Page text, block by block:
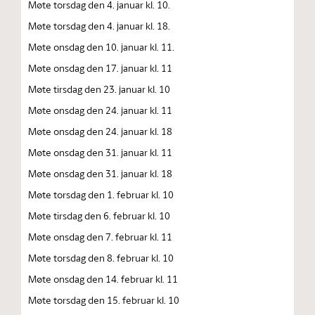
Møte torsdag den 4. januar kl. 10.
Møte torsdag den 4. januar kl. 18.
Møte onsdag den 10. januar kl. 11.
Møte onsdag den 17. januar kl. 11
Møte tirsdag den 23. januar kl. 10
Møte onsdag den 24. januar kl. 11
Møte onsdag den 24. januar kl. 18
Møte onsdag den 31. januar kl. 11
Møte onsdag den 31. januar kl. 18
Møte torsdag den 1. februar kl. 10
Møte tirsdag den 6. februar kl. 10
Møte onsdag den 7. februar kl. 11
Møte torsdag den 8. februar kl. 10
Møte onsdag den 14. februar kl. 11
Møte torsdag den 15. februar kl. 10